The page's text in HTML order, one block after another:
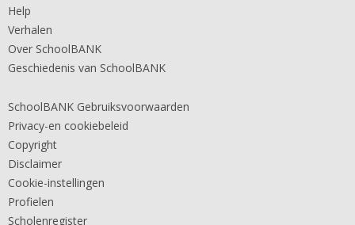
Help
Verhalen
Over SchoolBANK
Geschiedenis van SchoolBANK
SchoolBANK Gebruiksvoorwaarden
Privacy-en cookiebeleid
Copyright
Disclaimer
Cookie-instellingen
Profielen
Scholenregister